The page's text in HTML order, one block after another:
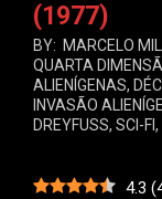
(1977)
BY: MARCELO
QUARTA
ALIENÍGENAS,
INVASÃO
DREYFUSS, SCI-FI,
4.3 (